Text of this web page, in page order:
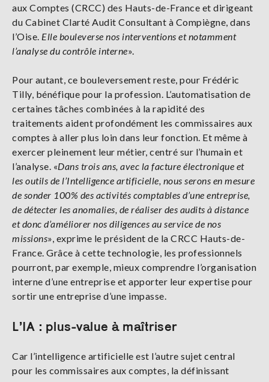
aux Comptes (CRCC) des Hauts-de-France et dirigeant
du Cabinet Clarté Audit Consultant à Compiègne, dans
l’Oise. Elle bouleverse nos interventions et notamment
l’analyse du contrôle interne».
Pour autant, ce bouleversement reste, pour Frédéric
Tilly, bénéfique pour la profession. L’automatisation de
certaines tâches combinées à la rapidité des
traitements aident profondément les commissaires aux
comptes à aller plus loin dans leur fonction. Et même à
exercer pleinement leur métier, centré sur l’humain et
l’analyse. «Dans trois ans, avec la facture électronique et
les outils de l’Intelligence artificielle, nous serons en mesure
de sonder 100% des activités comptables d’une entreprise,
de détecter les anomalies, de réaliser des audits à distance
et donc d’améliorer nos diligences au service de nos
missions», exprime le président de la CRCC Hauts-de-
France. Grâce à cette technologie, les professionnels
pourront, par exemple, mieux comprendre l’organisation
interne d’une entreprise et apporter leur expertise pour
sortir une entreprise d’une impasse.
L’IA : plus-value à maîtriser
Car l’intelligence artificielle est l’autre sujet central
pour les commissaires aux comptes, la définissant